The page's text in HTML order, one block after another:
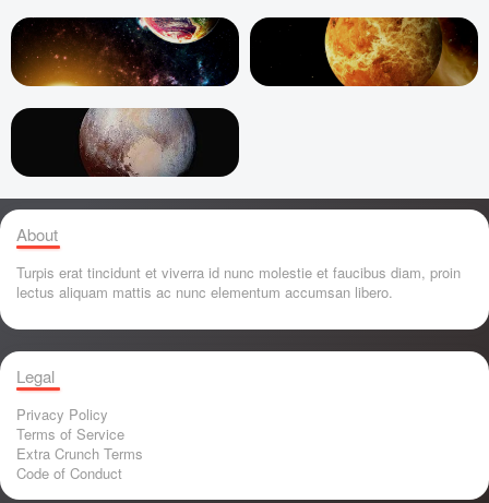
About
Turpis erat tincidunt et viverra id nunc molestie et faucibus diam, proin
lectus aliquam mattis ac nunc elementum accumsan libero.
Legal
Privacy Policy
Terms of Service
Extra Crunch Terms
Code of Conduct